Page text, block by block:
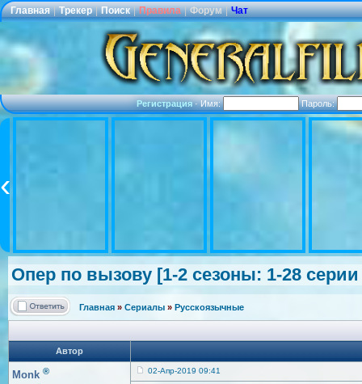
Главная | Трекер | Поиск | Правила | Форум | Чат
Регистрация·Имя: Пароль:
Опер по вызову [1-2 сезоны: 1-28 серии
Главная » Сериалы » Русскоязычные
Автор
Monk ® 02-Апр-2019 09:41